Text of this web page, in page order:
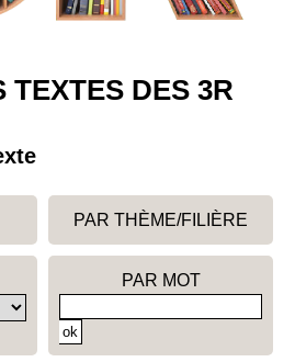
TEXTES DES 3R
PAR THÈME/FILIÈRE
PAR MOT